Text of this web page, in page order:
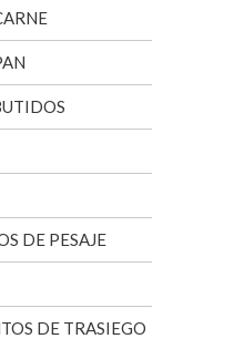
DE PESAJE
DE TRASIEGO